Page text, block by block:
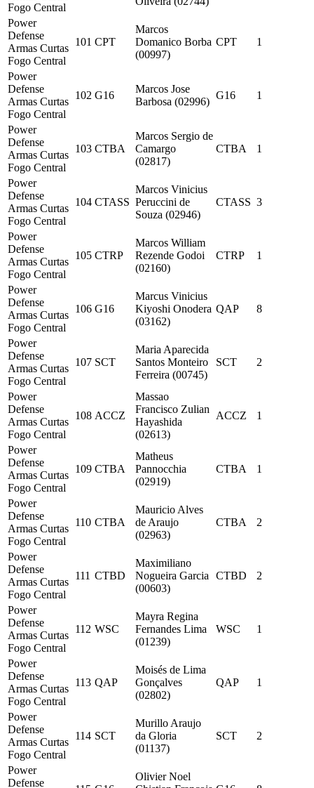
Fogo Central
Power
Defense
Armas Curtas
Fogo Central
101 CPT
Marcos
Domanico Borba
(00997)
CPT 1
Power
Defense
Armas Curtas
Fogo Central
102 G16
Marcos Jose
Barbosa (02996)
G16 1
Power
Defense
Armas Curtas
Fogo Central
103 CTBA
Marcos Sergio de
Camargo
(02817)
CTBA 1
Power
Defense
Armas Curtas
Fogo Central
104 CTASS
Marcos Vinicius
Peruccini de
Souza (02946)
CTASS 3
Power
Defense
Armas Curtas
Fogo Central
105 CTRP
Marcos William
Rezende Godoi
(02160)
CTRP 1
Power
Defense
Armas Curtas
Fogo Central
106 G16
Marcus Vinicius
Kiyoshi Onodera
(03162)
QAP 8
Power
Defense
Armas Curtas
Fogo Central
107 SCT
Maria Aparecida
Santos Monteiro
Ferreira (00745)
SCT 2
Power
Defense
Armas Curtas
Fogo Central
108 ACCZ
Massao
Francisco Zulian
Hayashida
(02613)
ACCZ 1
Power
Defense
Armas Curtas
Fogo Central
109 CTBA
Matheus
Pannocchia
(02919)
CTBA 1
Power
Defense
Armas Curtas
Fogo Central
110 CTBA
Mauricio Alves
de Araujo
(02963)
CTBA 2
Power
Defense
Armas Curtas
Fogo Central
111 CTBD
Maximiliano
Nogueira Garcia
(00603)
CTBD 2
Power
Defense
Armas Curtas
Fogo Central
112 WSC
Mayra Regina
Fernandes Lima
(01239)
WSC 1
Power
Defense
Armas Curtas
Fogo Central
113 QAP
Moisés de Lima
Gonçalves
(02802)
QAP 1
Power
Defense
Armas Curtas
Fogo Central
114 SCT
Murillo Araujo
da Gloria
(01137)
SCT 2
Power
Defense
Olivier Noel